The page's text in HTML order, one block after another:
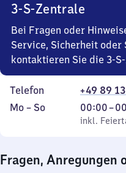
3-S-Zentrale
Bei Fragen oder
Service, Sicherheit oder
kontaktieren Sie die 3-
Telefon
+49 89
Montag
Mo – So,
inkl. Feiertage
00:00–
Von
0
0
inkl.
Fragen, Anregungen